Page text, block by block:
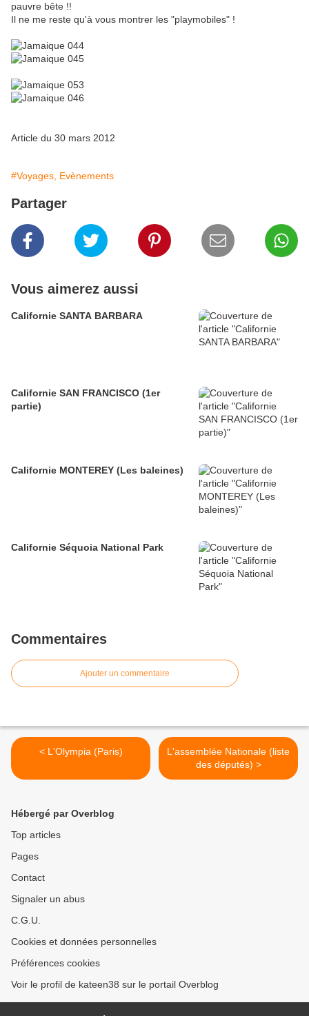
pauvre bête !!
Il ne me reste qu'à vous montrer les "playmobiles" !
Article du 30 mars 2012
#Voyages, Evènements
Partager
Vous aimerez aussi
Californie SANTA BARBARA
Californie SAN FRANCISCO (1er
partie)
Californie MONTEREY (Les baleines)
Californie Séquoia National Park
Commentaires
Ajouter un commentaire
< L'Olympia (Paris)
L'assemblée Nationale (liste
des députés) >
Hébergé par Overblog
Top articles
Pages
Contact
Signaler un abus
C.G.U.
Cookies et données personnelles
Préférences cookies
Voir le profil de kateen38 sur le portail Overblog